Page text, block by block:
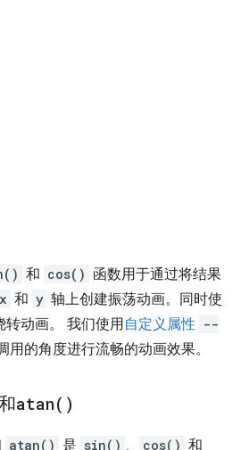
和 cos() 函数用于通过将结果
x 和 y 轴上创建振荡动画。同时使
转动画。 我们使用自定义属性 --
用的角度进行流畅的动画效果。
atan( )
atan() 是 sin() 、 cos() 和